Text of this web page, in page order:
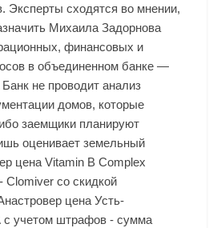
Эксперты сходятся во мнении,
Михаила Задорнова
финансовых и
в объединенном банке —
не проводит анализ
домов, которые
заемщики планируют
оценивает земельный
цена Vitamin B Complex
Clomiver со скидкой
цена Усть-
с учетом штрафов - сумма